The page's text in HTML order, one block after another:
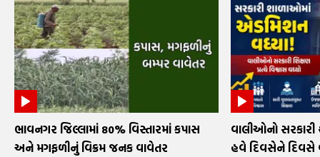
ભાવનગર જિલ્લામાં 80% વિસ્તારમાં કપાસ
અને મગફળીનું વિક્રમ જનક વાવેતર
વાલીઓનો સરકારી
હવે દિવસેને દિવસે